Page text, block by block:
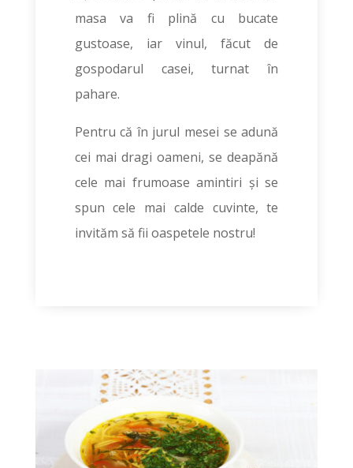
masa va fi plină cu bucate
gustoase, iar vinul, făcut de
gospodarul casei, turnat în
pahare.
Pentru că în jurul mesei se adună
cei mai dragi oameni, se deapănă
cele mai frumoase amintiri și se
spun cele mai calde cuvinte, te
invităm să fii oaspetele nostru!